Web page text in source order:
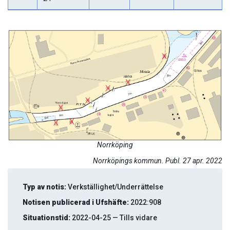
Norrköping
Norrköpings kommun. Publ. 27 apr. 2022
Typ av notis:Verkställighet/Underrättelse
Notisen publicerad i Ufshäfte: 2022:908
Situationstid: 2022-04-25 — Tills vidare